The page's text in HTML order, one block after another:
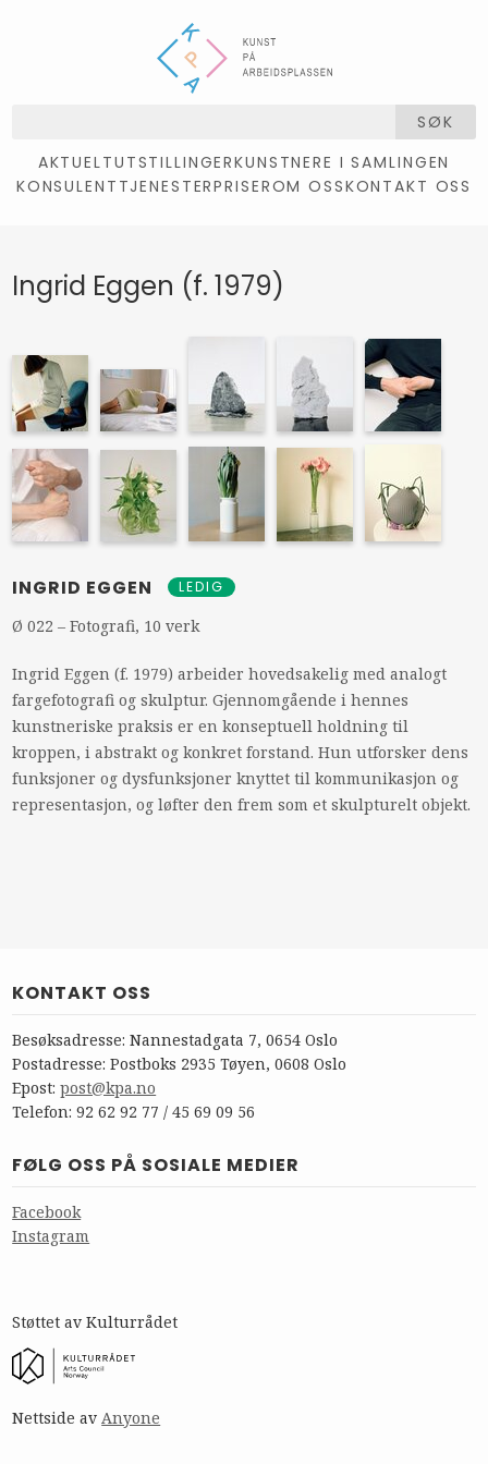
SØK
AKTUELTUTSTILLINGERKUNSTNERE I SAMLINGEN
KONSULENTTJENESTERPRISEROM OSSKONTAKT OSS
Ingrid Eggen (f. 1979)
INGRID EGGEN LEDIG
Ø 022 – Fotografi, 10 verk
Ingrid Eggen (f. 1979) arbeider hovedsakelig med analogt
fargefotografi og skulptur. Gjennomgående i hennes
kunstneriske praksis er en konseptuell holdning til
kroppen, i abstrakt og konkret forstand. Hun utforsker dens
funksjoner og dysfunksjoner knyttet til kommunikasjon og
representasjon, og løfter den frem som et skulpturelt objekt.
KONTAKT OSS
Besøksadresse: Nannestadgata 7, 0654 Oslo
Postadresse: Postboks 2935 Tøyen, 0608 Oslo
Epost:post@kpa.no
Telefon: 92 62 92 77 / 45 69 09 56
FØLG OSS PÅ SOSIALE MEDIER
Facebook
Instagram
Støttet av Kulturrådet
Nettside avAnyone